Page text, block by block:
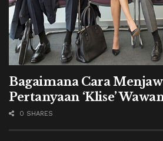
Bagaimana Cara
Pertanyaan ‘Klise’
0 SHARES